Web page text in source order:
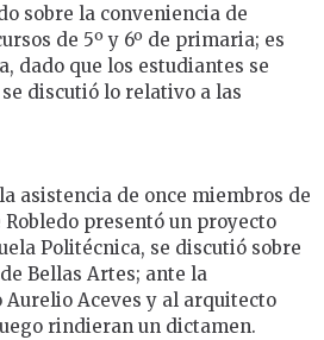
sobre la conveniencia de
de 5º y 6º de primaria; es
dado que los estudiantes se
discutió lo relativo a las
asistencia de once miembros de
presentó un proyecto
Politécnica, se discutió sobre
Bellas Artes; ante la
Aceves y al arquitecto
rindieran un dictamen.